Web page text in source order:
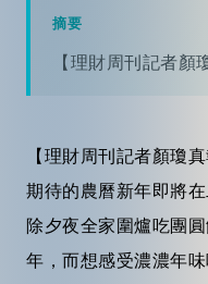
摘要
【理財周刊記者顏
【理財周刊記者顏瓊
期待的農曆新年即將
除夕夜全家圍爐吃團
年，而想感受濃濃年